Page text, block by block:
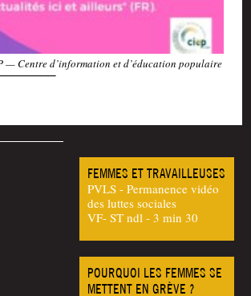
— Centre d’in­for­ma­tion et d’é­du­ca­tion populaire
FEMMES ET TRAVAILLEUSES
PVLS - Permanence vidéo
des luttes sociales
VF- ST ndl - 3 min 30
POURQUOI LES FEMMES SE
METTENT EN GRÈVE ?